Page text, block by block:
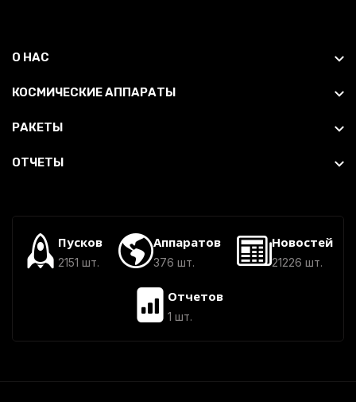
О НАС
КОСМИЧЕСКИЕ АППАРАТЫ
РАКЕТЫ
ОТЧЕТЫ
Пусков
2151 шт.
Аппаратов
376 шт.
Новостей
21226 шт.
Отчетов
1 шт.